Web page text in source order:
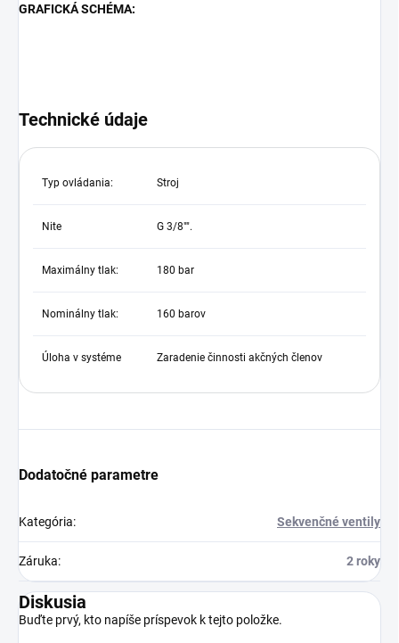
GRAFICKÁ SCHÉMA:
Technické údaje
Typ ovládania: Stroj
Nite G 3/8"".
Maximálny tlak: 180 bar
Nominálny tlak: 160 barov
Úloha v systéme Zaradenie činnosti akčných členov
Dodatočné parametre
Kategória: Sekvenčné ventily
Záruka: 2 roky
Diskusia
Buďte prvý, kto napíše príspevok k tejto položke.